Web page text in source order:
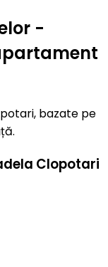
-
bazate pe
Clopotari